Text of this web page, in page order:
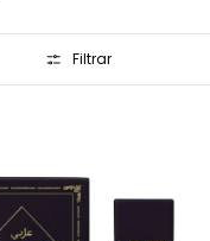
Filtrar